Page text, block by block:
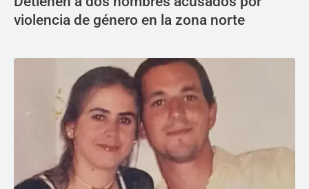
violencia de género en la zona norte